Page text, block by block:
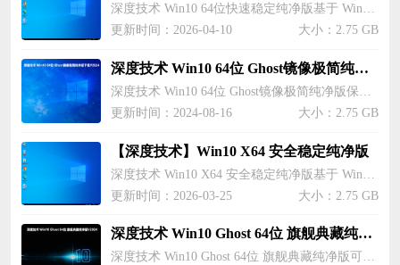
深度技术 Win10 64位快速稳定纯净版基于 Win10 22H2 专业版离线制作，安全无毒，无捆绑软件，保持系统环境纯净。该系统经过精心优化，开机与运行响应更快、长期运行稳定不卡顿。深度技术 Win10 64位快速稳定纯净版支持一键无人值守快速安装，10 分钟内即可完成部署，适合办公、游戏、日常装机使用。欢迎小伙伴们到纯净之家下载体验。
更新时间：2026-04-10
大小：2.75 GB
深度技术 Win10 64位 Ghost镜像极简纯净版V2024
更新时间：2024-08-16
大小：2.75 GB
【深度技术】Win10 X64 安全稳定纯净版
更新时间：2026-03-25
大小：2.75 GB
深度技术 Win10 Ghost 64位 旗舰典藏纯净版V2024
深度技术 Win10 Ghost 64位 旗舰典藏纯净版可以与多个操作系统兼容，方便安装和使用，系统还为用户们降低了系统的响应时间，为用户们提升了使用体验。系统的兼容性也是十分的强大的，用户们完全不用担心兼容不了自己的系统，也为用户们带来了极大的便利。这款系统的操作也是十分的简洁，操作也是十分的简单，让用户们就算是新手也能完美的进行安装。